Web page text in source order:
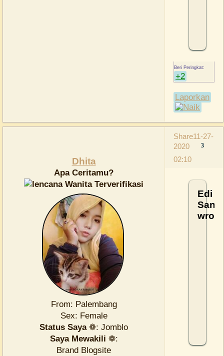
+2
Laporkan
Share
3
11-27-
2020
02:10
Dhita
Apa Ceritamu?
From: Palembang
Sex: Female
Status Saya❁: Jomblo
Saya Mewakili ❁:
Brand Blogsite
Edi